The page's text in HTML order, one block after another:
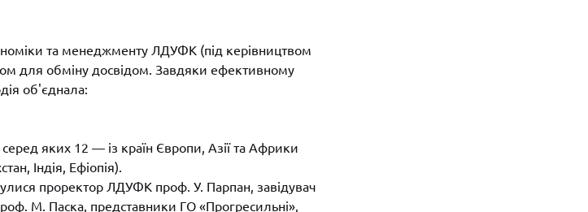
та менеджменту ЛДУФК (під керівництвом
для обміну досвідом. Завдяки ефективному
об'єднала:
яких 12 — із країн Європи, Азії та Африки
Індія, Ефіопія).
проректор ЛДУФК проф. У. Парпан, завідувач
М. Паска, представники ГО «Прогресильні»,